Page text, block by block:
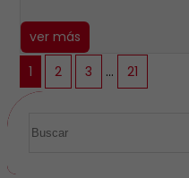
ver más
1
2 3 … 21